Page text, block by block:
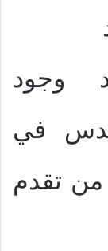
وجود
في
من تقدم